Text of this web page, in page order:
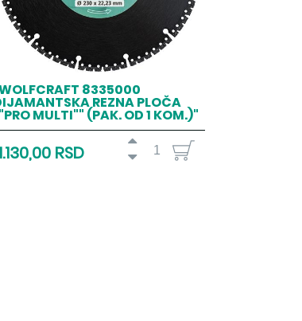
8335000
REZNA PLOČA
MULTI"" (PAK. OD 1 KOM.)"
RSD